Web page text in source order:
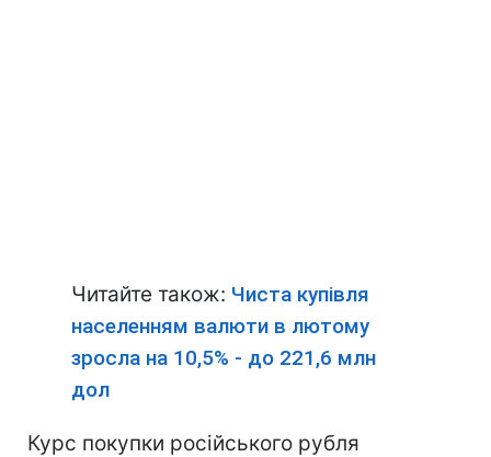
Читайте також: Чиста купівля
населенням валюти в лютому
зросла на 10,5% - до 221,6 млн
дол
Курс покупки російського рубля